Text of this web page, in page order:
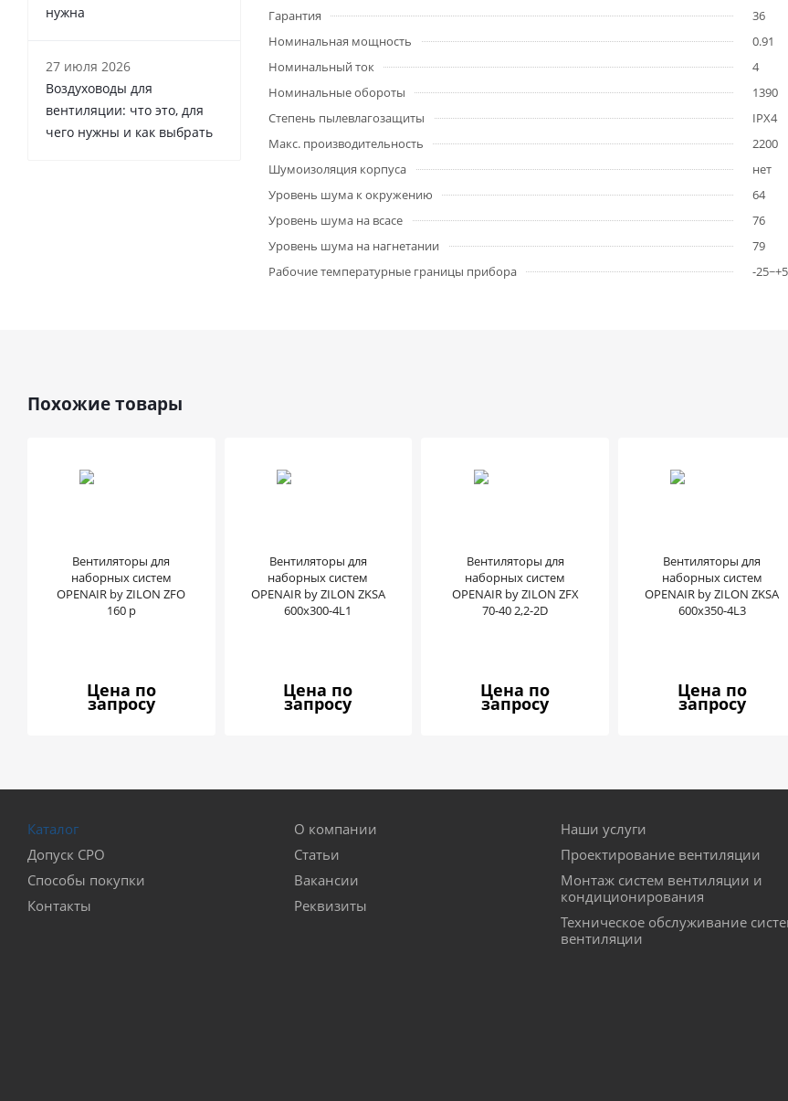
Гарантия
36
Номинальная мощность
0.91
Номинальный ток
4
Номинальные обороты
1390
Степень пылевлагозащиты
IPX4
Макс. производительность
2200
Шумоизоляция корпуса
нет
Уровень шума к окружению
64
Уровень шума на всасе
76
Уровень шума на нагнетании
79
Рабочие температурные границы прибора
-
нужна
27 июля 2026
Воздуховоды для
вентиляции: что это, для
чего нужны и как выбрать
Похожие товары
Вентиляторы для
наборных систем
OPENAIR by ZILON ZFO
160 p
Цена по
запросу
Вентиляторы для
наборных систем
OPENAIR by ZILON ZKSA
600х300-4L1
Цена по
запросу
Вентиляторы для
наборных систем
OPENAIR by ZILON ZFX
70-40 2,2-2D
Цена по
запросу
Вентиляторы для
наборных систем
OPENAIR by ZILON ZKSA
600х350-4L3
Цена по
запросу
Каталог
Допуск СРО
Способы покупки
Контакты
О компании
Статьи
Вакансии
Реквизиты
Наши услуги
Проектирование вентиляции
Монтаж систем вентиляции и
кондиционирования
Техническое обслуживание
вентиляции